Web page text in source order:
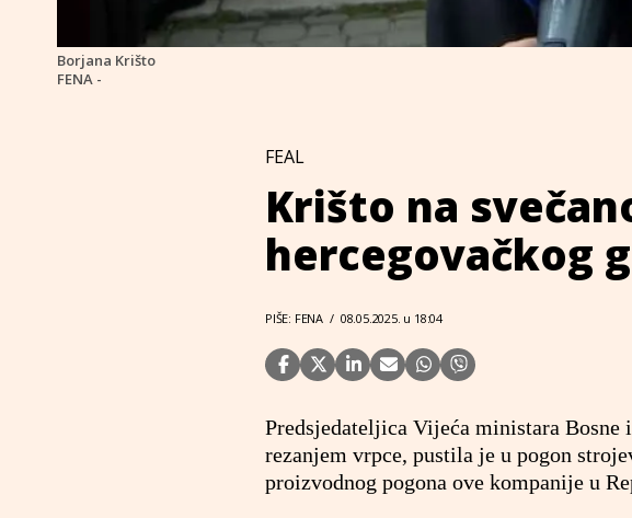
Borjana Krišto
FENA -
FEAL
Krišto na
hercegovačkog
PIŠE: FENA / 08.05.2025. u 18:04
Predsjedateljica Vijeća ministara
rezanjem vrpce, pustila je u pogon
proizvodnog pogona ove kompanije u